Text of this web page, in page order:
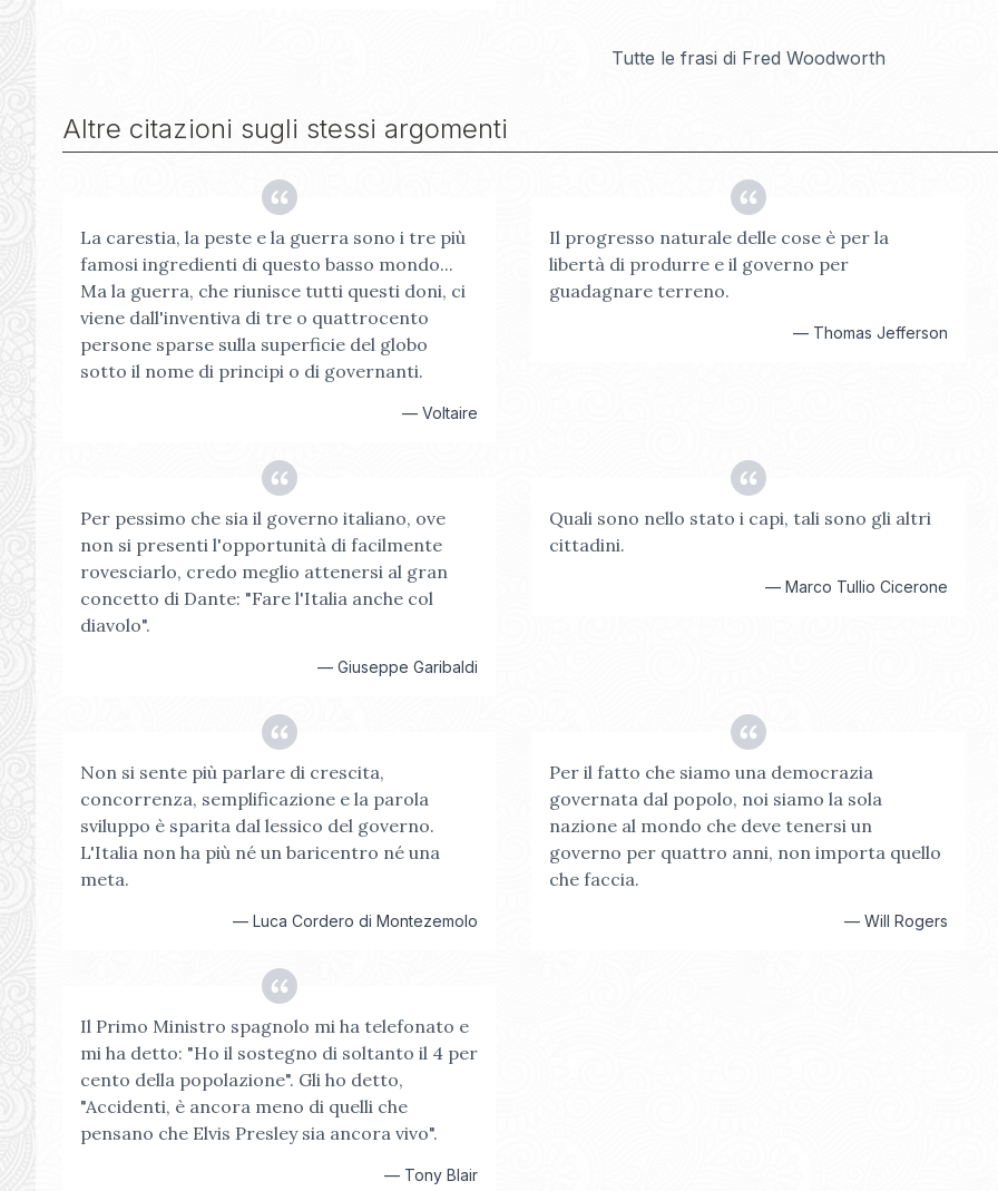
Tutte le frasi di Fred Woodworth
Altre citazioni sugli stessi argomenti
La carestia, la peste e la guerra sono i tre più
famosi ingredienti di questo basso mondo...
Ma la guerra, che riunisce tutti questi doni, ci
viene dall'inventiva di tre o quattrocento
persone sparse sulla superficie del globo
sotto il nome di principi o di governanti.
—Voltaire
Il progresso naturale delle cose è per la
libertà di produrre e il governo per
guadagnare terreno.
— Thomas Jefferson
Per pessimo che sia il governo italiano, ove
non si presenti l'opportunità di facilmente
rovesciarlo, credo meglio attenersi al gran
concetto di Dante: "Fare l'Italia anche col
diavolo".
—Giuseppe Garibaldi
Quali sono nello stato i capi, tali sono gli altri
cittadini.
— Marco Tullio Cicerone
Non si sente più parlare di crescita,
concorrenza, semplificazione e la parola
sviluppo è sparita dal lessico del governo.
L'Italia non ha più né un baricentro né una
meta.
—Luca Cordero di Montezemolo
Per il fatto che siamo una democrazia
governata dal popolo, noi siamo la sola
nazione al mondo che deve tenersi un
governo per quattro anni, non importa quello
che faccia.
— Will Rogers
Il Primo Ministro spagnolo mi ha telefonato e
mi ha detto: "Ho il sostegno di soltanto il 4 per
cento della popolazione". Gli ho detto,
"Accidenti, è ancora meno di quelli che
pensano che Elvis Presley sia ancora vivo".
— Tony Blair